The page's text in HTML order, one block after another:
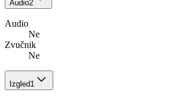
Audio2
Audio
Ne
Zvučnik
Ne
Izgled1